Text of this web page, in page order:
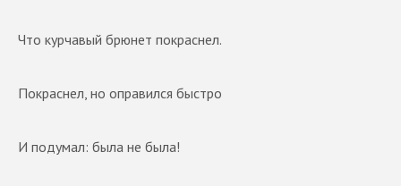
Что курчавый брюнет покраснел.
Покраснел, но оправился быстро
И подумал: была не была!